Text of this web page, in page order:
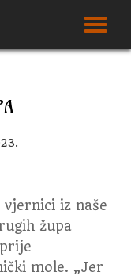
iz naše
župa
mole. „Jer